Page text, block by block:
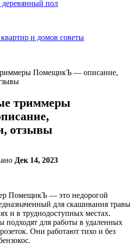
деревянный пол
и домов советы
ПомещикЪ — описание,
триммеры
отзывы
Дек 14, 2023
ПомещикЪ — это недорогой
для скашивания травы
и в труднодоступных местах.
подходят для работы в удаленных
Они работают тихо и без